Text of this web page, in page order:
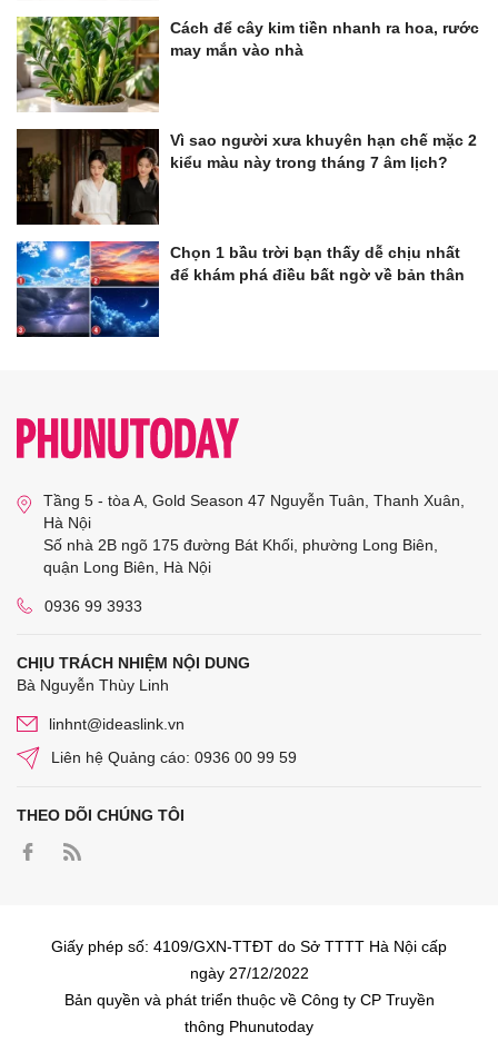
Cách để cây kim tiền nhanh ra hoa, rước
may mắn vào nhà
Vì sao người xưa khuyên hạn chế mặc 2
kiểu màu này trong tháng 7 âm lịch?
Chọn 1 bầu trời bạn thấy dễ chịu nhất
để khám phá điều bất ngờ về bản thân
Tầng 5 - tòa A, Gold Season 47 Nguyễn Tuân, Thanh Xuân,
Hà Nội
Số nhà 2B ngõ 175 đường Bát Khối, phường Long Biên,
quận Long Biên, Hà Nội
0936 99 3933
CHỊU TRÁCH NHIỆM NỘI DUNG
Bà Nguyễn Thùy Linh
linhnt@ideaslink.vn
Liên hệ Quảng cáo: 0936 00 99 59
THEO DÕI CHÚNG TÔI
Giấy phép số: 4109/GXN-TTĐT do Sở TTTT Hà Nội cấp
ngày 27/12/2022
Bản quyền và phát triển thuộc về Công ty CP Truyền
thông Phunutoday